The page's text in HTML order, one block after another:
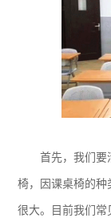
首先，我们要
椅，因课桌椅的
很大。目前我们常